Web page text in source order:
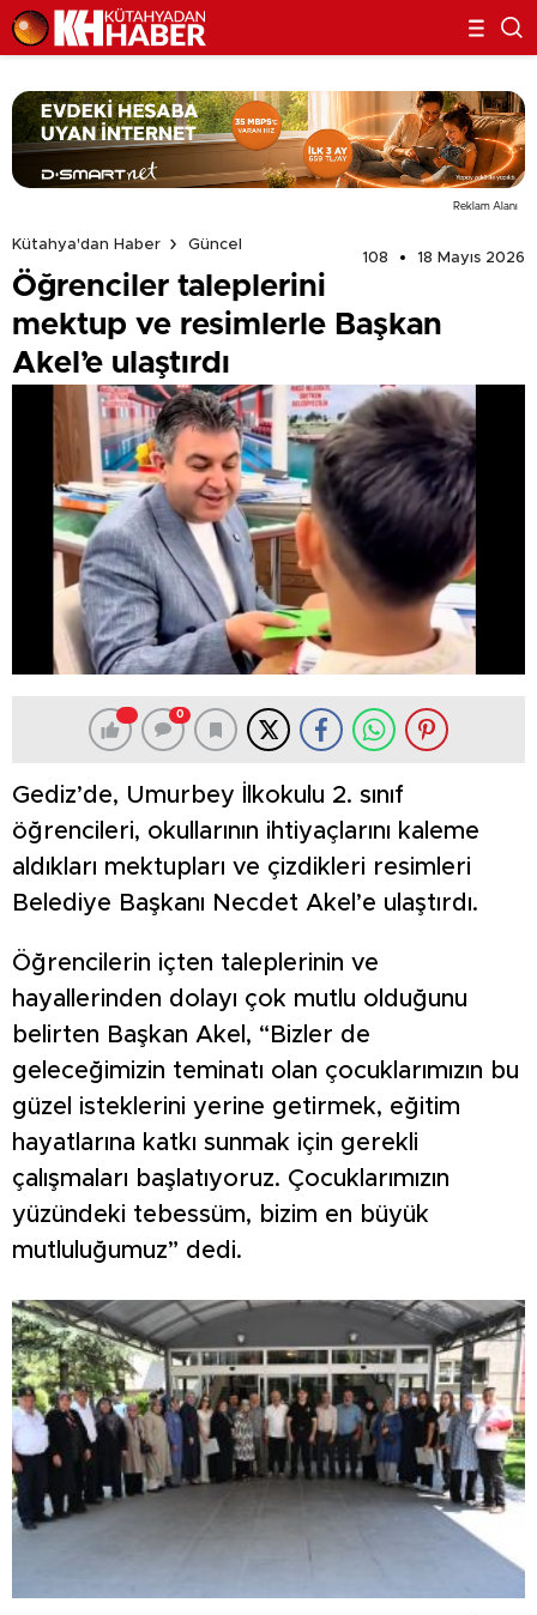
Reklam Alanı
Kütahya'dan Haber
Güncel
108
18 Mayıs 2026
Öğrenciler taleplerini
mektup ve resimlerle Başkan
Akel’e ulaştırdı
0
Gediz’de, Umurbey İlkokulu 2. sınıf
öğrencileri, okullarının ihtiyaçlarını kaleme
aldıkları mektupları ve çizdikleri resimleri
Belediye Başkanı Necdet Akel’e ulaştırdı.
Öğrencilerin içten taleplerinin ve
hayallerinden dolayı çok mutlu olduğunu
belirten Başkan Akel, “Bizler de
geleceğimizin teminatı olan çocuklarımızın bu
güzel isteklerini yerine getirmek, eğitim
hayatlarına katkı sunmak için gerekli
çalışmaları başlatıyoruz. Çocuklarımızın
yüzündeki tebessüm, bizim en büyük
mutluluğumuz” dedi.